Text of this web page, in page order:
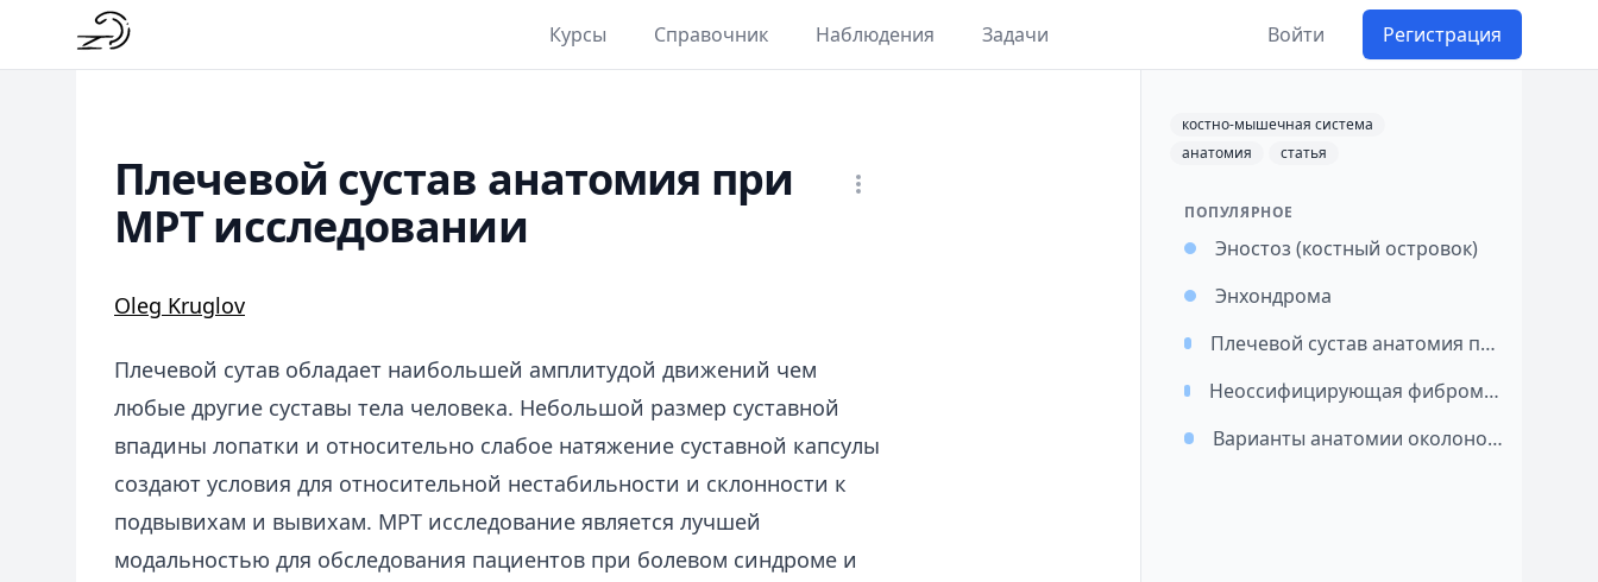
Курсы Справочник Наблюдения Задачи Войти Регистрация
Плечевой сустав анатомия при
МРТ исследовании
Oleg Kruglov
Плечевой сутав обладает наибольшей амплитудой движений чем
любые другие суставы тела человека. Небольшой размер суставной
впадины лопатки и относительно слабое натяжение суставной капсулы
создают условия для относительной нестабильности и склонности к
подвывихам и вывихам. МРТ исследование является лучшей
модальностью для обследования пациентов при болевом синдроме и
костно-мышечная система
анатомия
статья
ПОПУЛЯРНОЕ
Эностоз (костный островок)
Энхондрома
Плечевой сустав анатомия при МРТ исследовании
Неоссифицирующая фиброма (фиброзный кортикальный дефект)
Варианты анатомии околоносовых пазух